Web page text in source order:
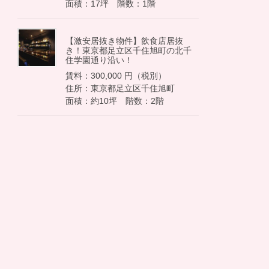
面積：17坪 階数：1階
【激安居抜き物件】飲食店居抜
き！東京都足立区千住旭町の北千
住学園通り沿い！
賃料：300,000 円（税別）
住所：東京都足立区千住旭町
面積：約10坪 階数：2階